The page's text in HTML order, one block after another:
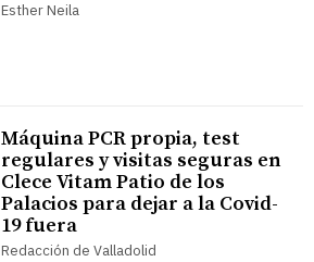
Esther Neila
Máquina PCR propia, test
regulares y visitas seguras en
Clece Vitam Patio de los
Palacios para dejar a la Covid-
19 fuera
Redacción de Valladolid